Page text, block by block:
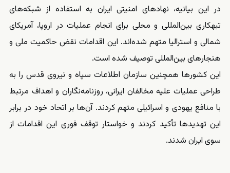
در این بیانیه، نهادهای امنیتی ایران به استفاده از شبکه‌های
تبهکاری بین‌المللی و محلی برای انجام عملیات در اروپا، آمریکای
شمالی و استرالیا متهم شده‌اند. این اقدامات نقض حاکمیت ملی و
هنجارهای بین‌المللی توصیف شده است.
این کشورها همچنین سازمان اطلاعات سپاه و نیروی قدس را به
طراحی عملیات علیه مخالفان ایرانی، روزنامه‌نگاران و اهداف مرتبط
با منافع یهودی و اسرائیلی متهم کردند. آن‌ها بر اتحاد خود در برابر
این تهدیدها تأکید کردند و خواستار توقف فوری این اقدامات از
سوی ایران شدند.